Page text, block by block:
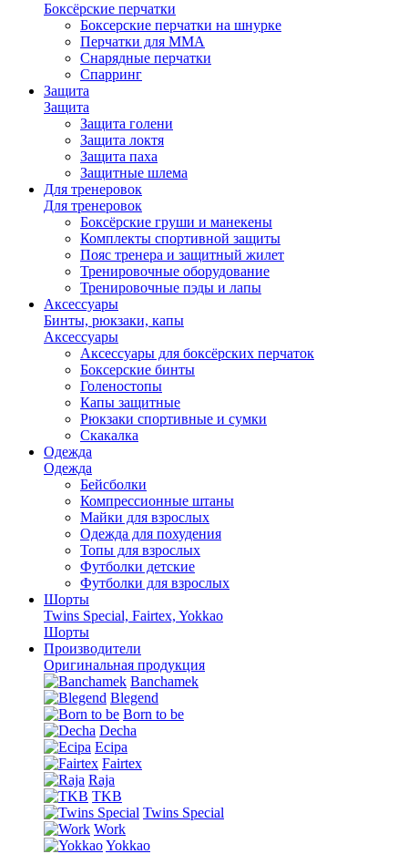
Боксёрские перчатки
Боксерские перчатки на шнурке
Перчатки для ММА
Снарядные перчатки
Спарринг
Защита
Защита
Защита голени
Защита локтя
Защита паха
Защитные шлема
Для тренеровок
Для тренеровок
Боксёрские груши и манекены
Комплекты спортивной защиты
Пояс тренера и защитный жилет
Тренировочные оборудование
Тренировочные пэды и лапы
Аксессуары
Бинты, рюкзаки, капы
Аксессуары
Аксессуары для боксёрских перчаток
Боксерские бинты
Голеностопы
Капы защитные
Рюкзаки спортивные и сумки
Скакалка
Одежда
Одежда
Бейсболки
Компрессионные штаны
Майки для взрослых
Одежда для похудения
Топы для взрослых
Футболки детские
Футболки для взрослых
Шорты
Twins Special, Fairtex, Yokkao
Шорты
Производители
Оригинальная продукция
Banchamek
Blegend
Born to be
Decha
Ecipa
Fairtex
Raja
TKB
Twins Special
Work
Yokkao